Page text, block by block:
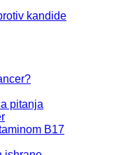
kandide
pitanja
B17